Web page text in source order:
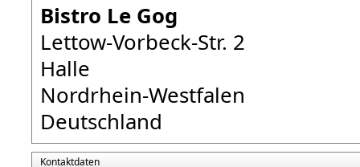
Bistro Le Gog
Lettow-Vorbeck-Str. 2
Halle
Nordrhein-Westfalen
Deutschland
Kontaktdaten